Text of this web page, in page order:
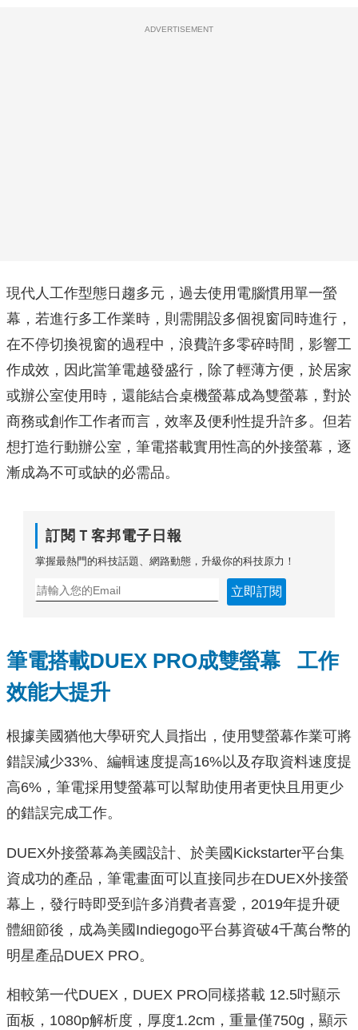
ADVERTISEMENT
現代人工作型態日趨多元，過去使用電腦慣用單一螢
幕，若進行多工作業時，則需開設多個視窗同時進行，
在不停切換視窗的過程中，浪費許多零碎時間，影響工
作成效，因此當筆電越發盛行，除了輕薄方便，於居家
或辦公室使用時，還能結合桌機螢幕成為雙螢幕，對於
商務或創作工作者而言，效率及便利性提升許多。但若
想打造行動辦公室，筆電搭載實用性高的外接螢幕，逐
漸成為不可或缺的必需品。
訂閱Ｔ客邦電子日報
掌握最熱門的科技話題、網路動態，升級你的科技原力！
立即訂閱
筆電搭載DUEX PRO成雙螢幕
工作
效能大提升
根據美國猶他大學研究人員指出，使用雙螢幕作業可將
錯誤減少33%、編輯速度提高16%以及存取資料速度提
高6%，筆電採用雙螢幕可以幫助使用者更快且用更少
的錯誤完成工作。
DUEX外接螢幕為美國設計、於美國Kickstarter平台集
資成功的產品，筆電畫面可以直接同步在DUEX外接螢
幕上，發行時即受到許多消費者喜愛，2019年提升硬
體細節後，成為美國Indiegogo平台募資破4千萬台幣的
明星產品DUEX PRO。
相較第一代DUEX，DUEX PRO同樣搭載 12.5吋顯示
面板，1080p解析度，厚度1.2cm，重量僅750g，顯示